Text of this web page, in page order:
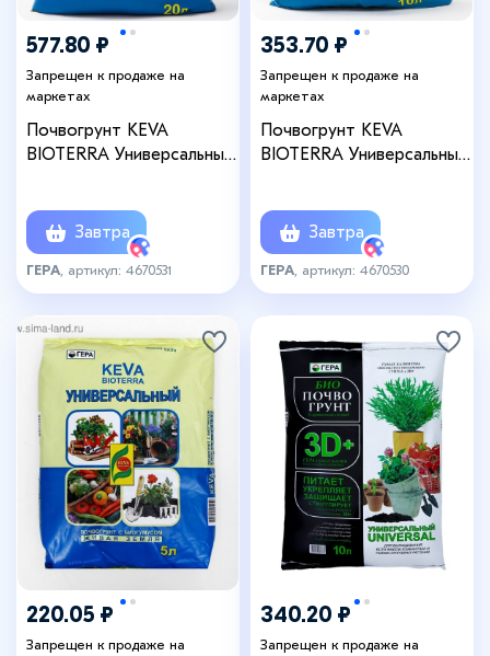
577.80 ₽
Запрещен к продаже на
маркетах
Почвогрунт KEVA
BIOTERRA Универсальный,
Завтра
ГЕРА , артикул: 4670531
353.70 ₽
Запрещен к продаже на
маркетах
Почвогрунт KEVA
BIOTERRA Универсальный,
Завтра
ГЕРА , артикул: 4670530
220.05 ₽
Запрещен к продаже на
340.20 ₽
Запрещен к продаже на